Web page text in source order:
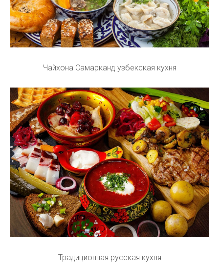
Чайхона Самарканд узбекская кухня
Традиционная русская кухня